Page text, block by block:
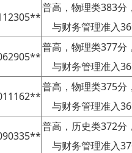
普高，物理类383分
与财务管理准入
普高，物理类377分
与财务管理准入
普高，物理类375分
与财务管理准入
普高，历史类372分
与财务管理准入